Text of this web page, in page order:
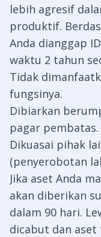
lebih agresif
produktif.
Anda dianggap
waktu 2 tahun
Tidak
fungsinya.
Dibiarkan
pagar pembatas.
Dikuasai pihak
(penyerobotan
Jika aset Anda
akan diberikan
dalam 90 hari.
dicabut dan